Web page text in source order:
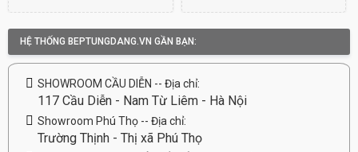
HỆ THỐNG BEPTUNGDANG.VN GẦN BẠN:
SHOWROOM CẦU DIỄN -- Địa chỉ:
117 Cầu Diễn - Nam Từ Liêm - Hà Nội
Showroom Phú Thọ -- Địa chỉ:
Trường Thịnh - Thị xã Phú Thọ